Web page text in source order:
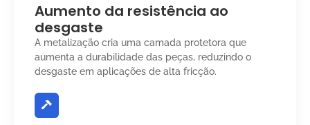
Aumento da resistência ao
desgaste
A metalização cria uma camada protetora que
aumenta a durabilidade das peças, reduzindo o
desgaste em aplicações de alta fricção.